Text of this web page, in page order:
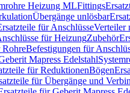
Heizung MLFittings
Übergänge unlösbar
für AnschlüsseVerteiler
für HeizungZubehör
RohreBefestigungen für
Mapress Edelstahl
für ReduktionenBögen
für Übergänge und